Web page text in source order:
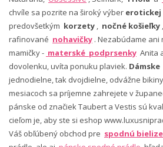
chvíle sa pozrite na široký výber erotickej
predovšetkým korzety , nočné košieľky ,
rafinované nohavičky . Nezabúdame
mamičky - materské podprsenky Anita
dovolenku, uvíta ponuku plaviek. Dámske
jednodielne, tak dvojdielne, odvážne
mesiacoch sa príjemne zahrejete v
pánske od značiek Taubert a Vestis sú
cieľom je, aby ste si eshop
Váš obľúbený obchod pre spodnú